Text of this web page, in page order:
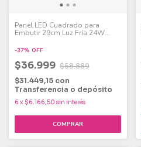
Panel LED Cuadrado para
Embutir 29cm Luz Fría 24W
-37% OFF
$36.999 $58.889
$31.449,15 con
Transferencia o depósito
6 x $6.166,50 sin interés